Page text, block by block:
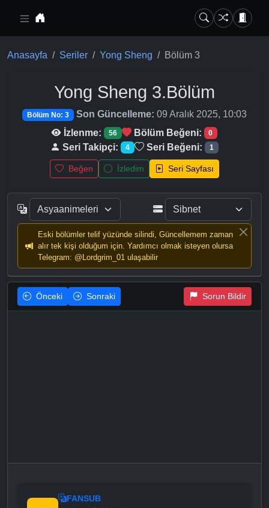
Anasayfa Seriler Yong Sheng Bölüm 3
Yong Sheng 3.Bölüm
Bölüm No: 3 Son Güncelleme: 09 Aralık 2025, 10:03
İzlenme:
56 Bölüm Beğeni: 0
Seri Takipçi: 4 Seri Beğeni: 1
Beğen İzledim Seri Sayfası
Eski bölümler telif yüzünde silindi, Güncellemem zaman
alır tek kişi olduğum için. Yardımcı olmak isteyen olursa
Telegram: @Lordgrim_01 ulaşabilir
Önceki Sonraki Sorun Bildir
FANSUB